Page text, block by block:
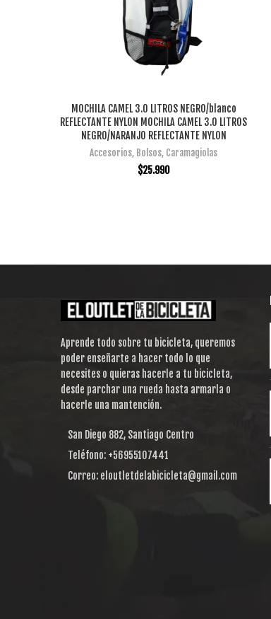
AÑADIR AL CARRITO
MOCHILA CAMEL 3.0 LITROS NEGRO/blanco
REFLECTANTE NYLON MOCHILA CAMEL 3.0 LITROS
NEGRO/NARANJO REFLECTANTE NYLON
Accesorios, Bolsos, Caramagiolas
$25.990
Aprende todo sobre tu bicicleta, queremos
poder enseñarte a hacer todo lo que
necesites o quieras hacerle a tu bicicleta,
desde parchar una rueda hasta armarla o
hacerle una mantención.
San Diego 882, Santiago Centro
Teléfono: +56955107441
Correo: eloutletdelabicicleta@gmail.com